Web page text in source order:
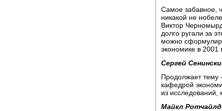
Самое забавное,
никакой не
Виктор
долго ругали за
можно
экономике в 2001
Сергей
Продолжает
кафедрой
из
Майкл